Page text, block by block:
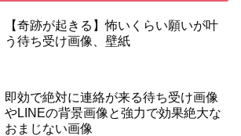
【奇跡が起きる】怖いくらい願いが叶
う待ち受け画像、壁紙
即効で絶対に連絡が来る待ち受け画像
やLINEの背景画像と強力で効果絶大な
おまじない画像